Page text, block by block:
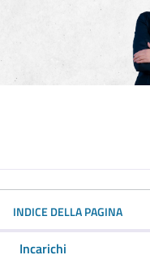
INDICE DELLA PAGINA
Incarichi